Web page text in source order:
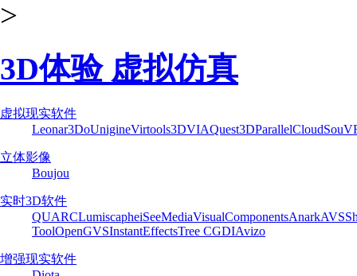
>
3D体验 虚拟仿真
虚拟现实软件
Leonar3DoUnigineVirtools3DVIAQuest3DParallelCloud
立体影像
Boujou
实时3D软件
QUARCLumiscapheiSeeMediaVisualComponentsAnarkAVS
ToolOpenGVSInstantEffectsTree CGDIAvizo
增强现实软件